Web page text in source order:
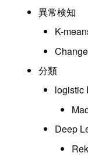
異常検知
K-
分類
logistic
Deep